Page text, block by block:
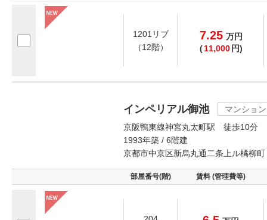
1201リブ
（12階）
7.25 万円
( 11,000 円)
インペリアル御池
マンション
京阪鴨東線神宮丸太町駅 徒歩10分
1993年築 / 6階建
京都市中京区新烏丸通二条上ル橘柳町
部屋番号(階) 賃料 (管理費等)